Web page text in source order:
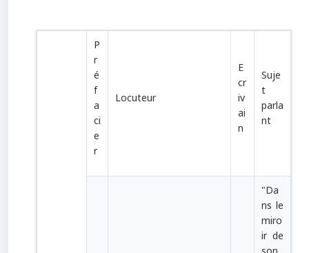
P
r
é
f
a
ci
e
r
Locuteur
E
cr
iv
ai
n
Suje
t
parla
nt
"Da
ns le
miro
ir de